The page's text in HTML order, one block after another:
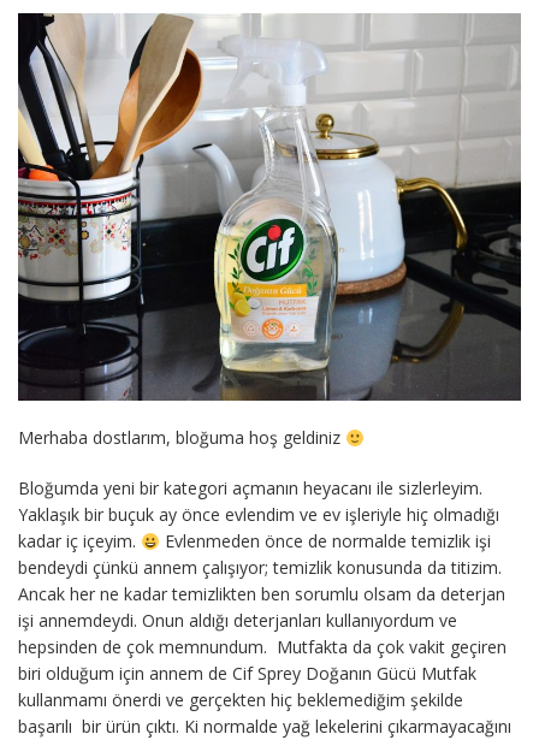
Merhaba dostlarım, bloğuma hoş geldiniz
Bloğumda yeni bir kategori açmanın heyacanı ile sizlerleyim.
Yaklaşık bir buçuk ay önce evlendim ve ev işleriyle hiç olmadığı
kadar iç içeyim.
Evlenmeden önce de normalde temizlik işi
bendeydi çünkü annem çalışıyor; temizlik konusunda da titizim.
Ancak her ne kadar temizlikten ben sorumlu olsam da deterjan
işi annemdeydi. Onun aldığı deterjanları kullanıyordum ve
hepsinden de çok memnundum. Mutfakta da çok vakit geçiren
biri olduğum için annem de Cif Sprey Doğanın Gücü Mutfak
kullanmamı önerdi ve gerçekten hiç beklemediğim şekilde
başarılı bir ürün çıktı. Ki normalde yağ lekelerini çıkarmayacağını